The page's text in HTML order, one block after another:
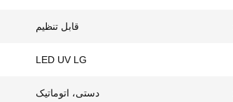
قابل تنظیم
LED UV LG
دستی، اتوماتیک